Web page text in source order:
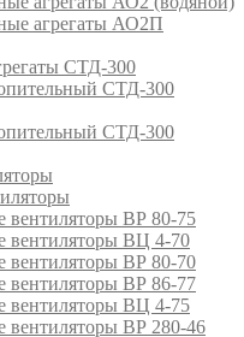
агрегаты АО2П
СТД-300
СТД-300
СТД-300
вентиляторы ВР 80-75
вентиляторы ВЦ 4-70
вентиляторы ВР 80-70
вентиляторы ВР 86-77
вентиляторы ВЦ 4-75
вентиляторы ВР 280-46